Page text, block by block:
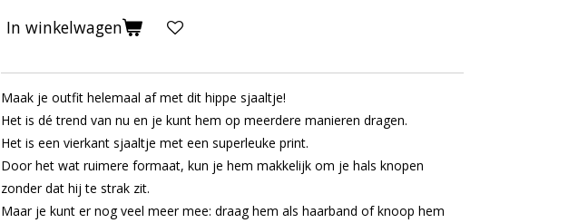
In winkelwagen
Maak je outfit helemaal af met dit hippe sjaaltje!
Het is dé trend van nu en je kunt hem op meerdere manieren dragen.
Het is een vierkant sjaaltje met een superleuke print.
Door het wat ruimere formaat, kun je hem makkelijk om je hals knopen
zonder dat hij te strak zit.
Maar je kunt er nog veel meer mee: draag hem als haarband of knoop hem